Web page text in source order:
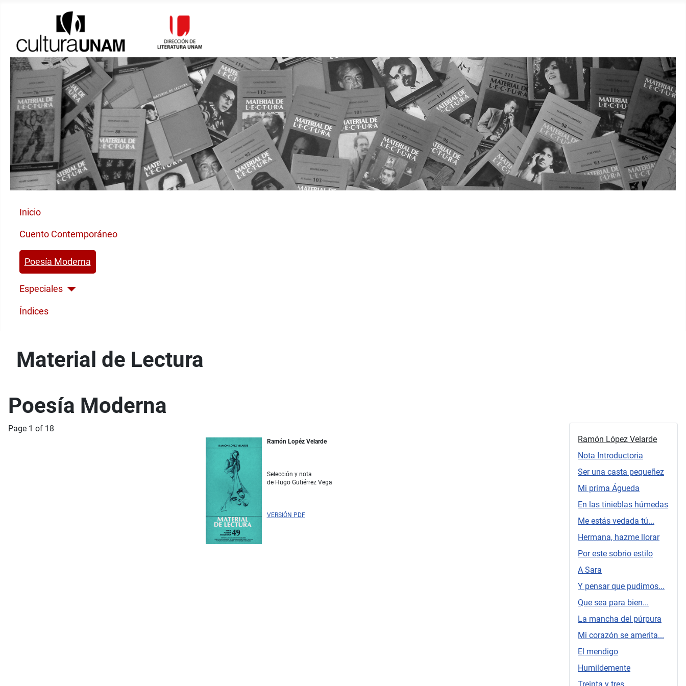
Inicio
Cuento Contemporáneo
Poesía Moderna
Especiales
Índices
Material de Lectura
Poesía Moderna
Ramón López Velarde
Nota Introductoria
Ser una casta pequeñez
Mi prima Águeda
En las tinieblas húmedas
Me estás vedada tú...
Hermana, hazme llorar
Por este sobrio estilo
A Sara
Y pensar que pudimos...
Que sea para bien...
La mancha del púrpura
Mi corazón se amerita...
El mendigo
Humildemente
Page 1 of 18
Ramón Lopéz Velarde
Selección y nota
de Hugo Gutiérrez Vega
VERSIÓN PDF